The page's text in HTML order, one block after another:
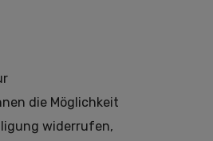
die Möglichkeit
widerrufen,